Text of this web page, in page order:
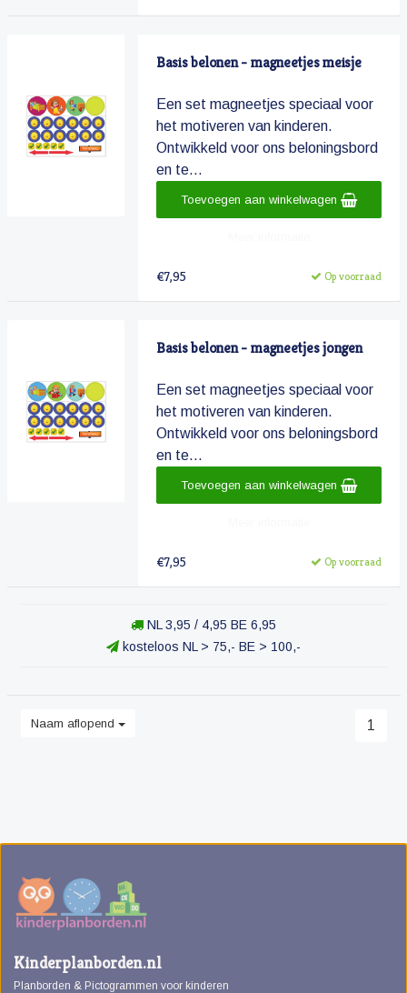
Basis belonen - magneetjes meisje
Een set magneetjes speciaal voor
het motiveren van kinderen.
Ontwikkeld voor ons beloningsbord
en te...
€7,95 Op voorraad
Toevoegen aan winkelwagen
Basis belonen - magneetjes jongen
Een set magneetjes speciaal voor
het motiveren van kinderen.
Ontwikkeld voor ons beloningsbord
en te...
€7,95 Op voorraad
Toevoegen aan winkelwagen
NL 3,95 / 4,95 BE 6,95
kosteloos NL > 75,- BE > 100,-
Naam aflopend 1
Kinderplanborden.nl
Planborden & Pictogrammen voor kinderen